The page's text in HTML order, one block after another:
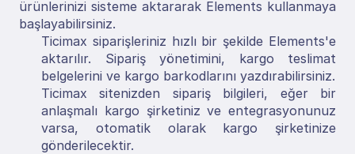
ürünlerinizi sisteme aktararak Elements kullanmaya
başlayabilirsiniz.
Ticimax siparişleriniz hızlı bir şekilde Elements'e
aktarılır. Sipariş yönetimini, kargo teslimat
belgelerini ve kargo barkodlarını yazdırabilirsiniz.
Ticimax sitenizden sipariş bilgileri, eğer bir
anlaşmalı kargo şirketiniz ve entegrasyonunuz
varsa, otomatik olarak kargo şirketinize
gönderilecektir.